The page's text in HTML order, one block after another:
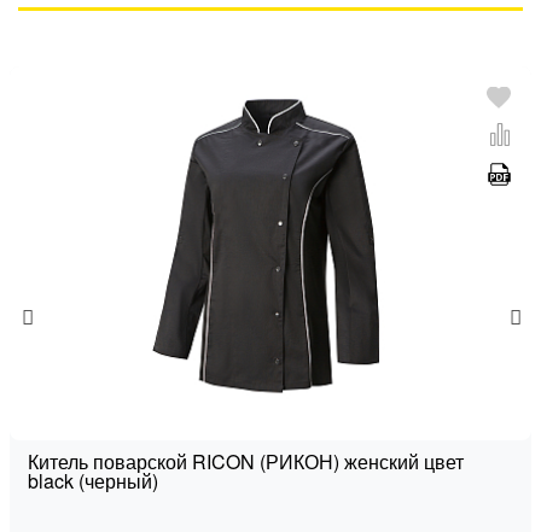
Китель поварской RICON (РИКОН) женский цвет
black (черный)